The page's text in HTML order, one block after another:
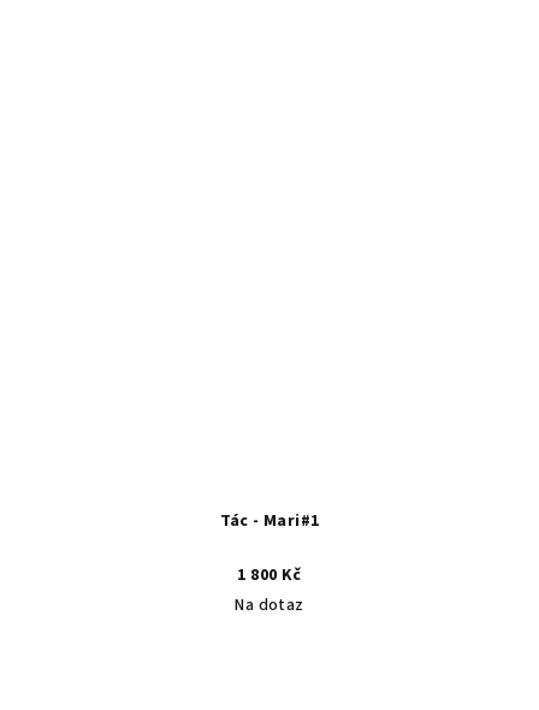
Tác - Mari#1
1 800 Kč
Na dotaz